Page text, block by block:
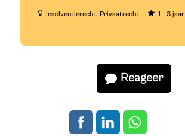
Insolventierecht Privaatrecht 1 - 3 jaar
Reageer